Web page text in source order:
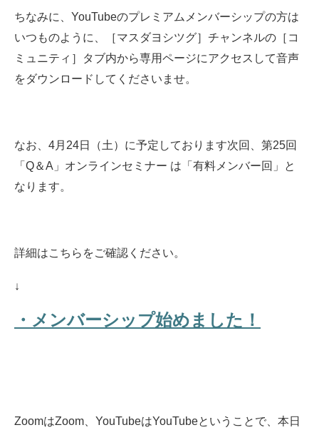
ちなみに、YouTubeのプレミアムメンバーシップの方は
いつものように、［マスダヨシツグ］チャンネルの［コ
ミュニティ］タブ内から専用ページにアクセスして音声
をダウンロードしてくださいませ。
なお、4月24日（土）に予定しております次回、第25回
「Q＆A」オンラインセミナー は「有料メンバー回」と
なります。
詳細はこちらをご確認ください。
↓
・メンバーシップ始めました！
ZoomはZoom、YouTubeはYouTubeということで、本日